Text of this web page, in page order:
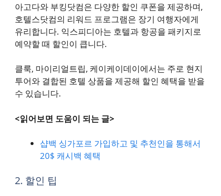
아고다와 부킹닷컴은 다양한 할인 쿠폰을 제공하며,
호텔스닷컴의 리워드 프로그램은 장기 여행자에게
유리합니다. 익스피디아는 호텔과 항공을 패키지로
예약할 때 할인이 큽니다.
클룩, 마이리얼트립, 케이케이데이에서는 주로 현지
투어와 결합된 호텔 상품을 제공해 할인 혜택을 받을
수 있습니다.
<읽어보면 도움이 되는 글>
샵백 싱가포르 가입하고 및 추천인을 통해서
20$ 캐시백 혜택
2. 할인 팁